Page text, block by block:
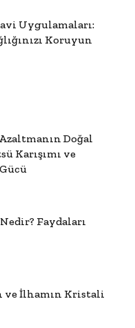
Uygulamaları:
Koruyun
Doğal
Karışımı ve
Faydaları
ve İlhamın Kristali